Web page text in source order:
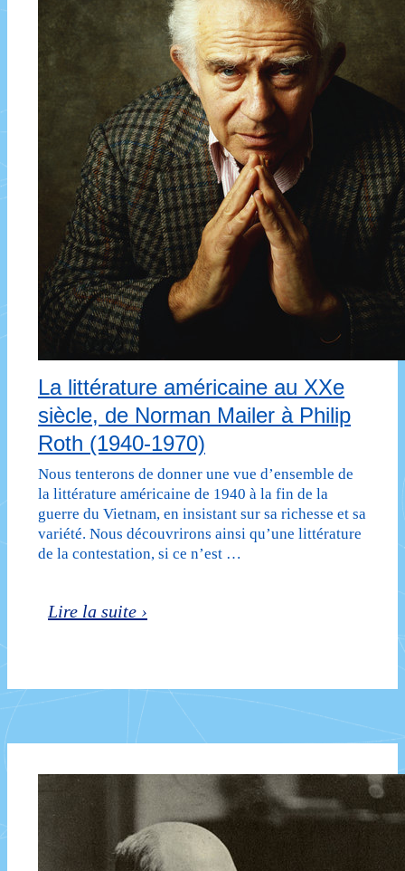
et
visionnaire
La littérature américaine au XXe
siècle, de Norman Mailer à Philip
Roth (1940-1970)
Nous tenterons de donner une vue d’ensemble de
la littérature américaine de 1940 à la fin de la
guerre du Vietnam, en insistant sur sa richesse et sa
variété. Nous découvrirons ainsi qu’une littérature
de la contestation, si ce n’est …
La
XXe
siècle,
Lire la suite ›